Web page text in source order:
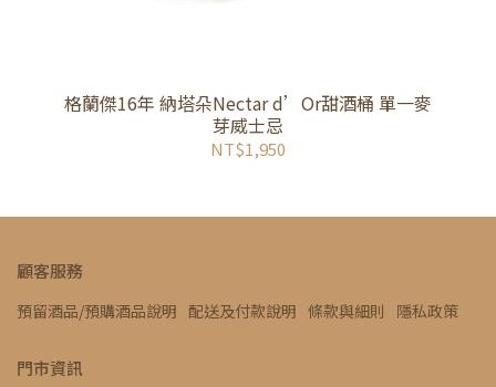
格蘭傑16年 納塔朵Nectar d’Or甜酒桶 單一麥
芽威士忌
NT$1,950
顧客服務
預留酒品/預購酒品說明 配送及付款說明 條款與細則 隱私政策
門市資訊